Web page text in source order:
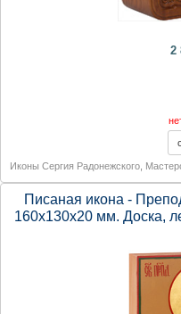
2
Иконы Сергия Радонежского
Писаная икона -
160х130х20 мм. Доска,